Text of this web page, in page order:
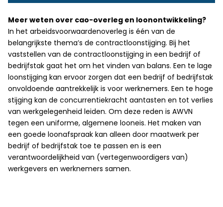
Meer weten over cao-overleg en loonontwikkeling?
In het arbeidsvoorwaardenoverleg is één van de
belangrijkste thema’s de contractloonstijging. Bij het
vaststellen van de contractloonstijging in een bedrijf of
bedrijfstak gaat het om het vinden van balans. Een te lage
loonstijging kan ervoor zorgen dat een bedrijf of bedrijfstak
onvoldoende aantrekkelijk is voor werknemers. Een te hoge
stijging kan de concurrentiekracht aantasten en tot verlies
van werkgelegenheid leiden. Om deze reden is AWVN
tegen een uniforme, algemene looneis. Het maken van
een goede loonafspraak kan alleen door maatwerk per
bedrijf of bedrijfstak toe te passen en is een
verantwoordelijkheid van (vertegenwoordigers van)
werkgevers en werknemers samen.